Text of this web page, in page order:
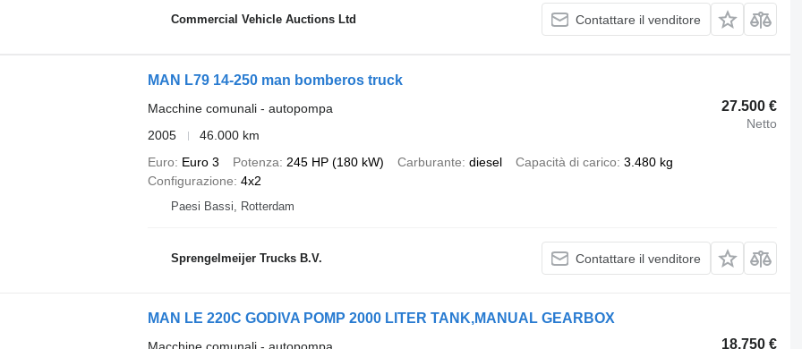
Commercial Vehicle Auctions Ltd Contattare il venditore
MAN L79 14-250 man bomberos truck
27.500 €
Netto
Macchine comunali - autopompa
2005
46.000 km
Euro
Euro 3 Potenza 245 HP (180 kW) Carburante diesel Capacità di carico 3.480 kg
Configurazione 4x2
Paesi Bassi, Rotterdam
Sprengelmeijer Trucks B.V. Contattare il venditore
MAN LE 220C GODIVA POMP 2000 LITER TANK,MANUAL GEARBOX
18.750 €